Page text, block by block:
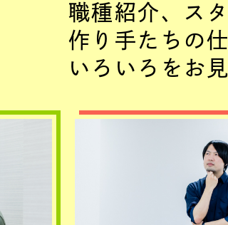
職種紹介、ス
作り手たちの
いろいろをお